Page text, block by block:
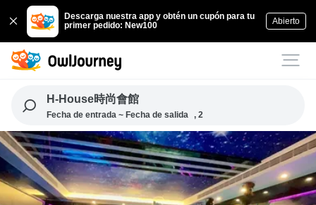
Descarga nuestra app y obtén un cupón para tu
primer pedido: New100
Abierto
H-House時尚會館
Fecha de entrada ~ Fecha de salida , 2